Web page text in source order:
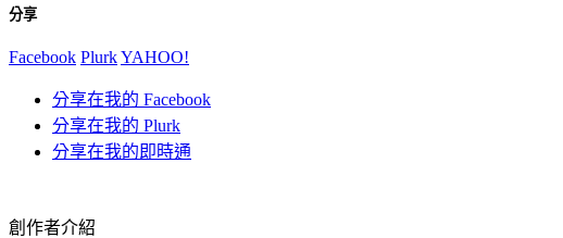
分享
Facebook PlurkYAHOO!
分享在我的 Facebook
分享在我的 Plurk
分享在我的即時通
創作者介紹